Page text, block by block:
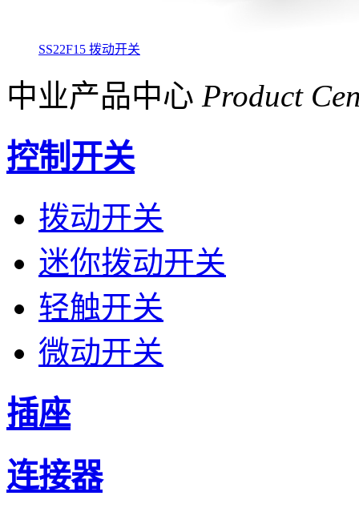
SS22F15 拨动开关
中业产品中心 Product
控制开关
拨动开关
迷你拨动开关
轻触开关
微动开关
插座
连接器